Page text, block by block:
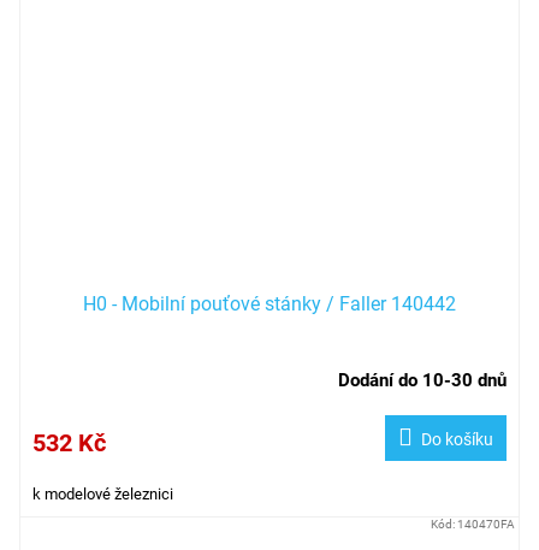
H0 - Mobilní pouťové stánky / Faller 140442
Dodání do 10-30 dnů
532 Kč Do košíku
k modelové železnici
Kód: 140470FA